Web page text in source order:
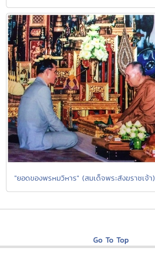
"ยอดของพรหมวิหาร" (สมเด็จพระสังฆราชเจ้า)
Go To Top